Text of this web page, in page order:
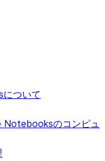
ついて
Notebooksのコンピュ